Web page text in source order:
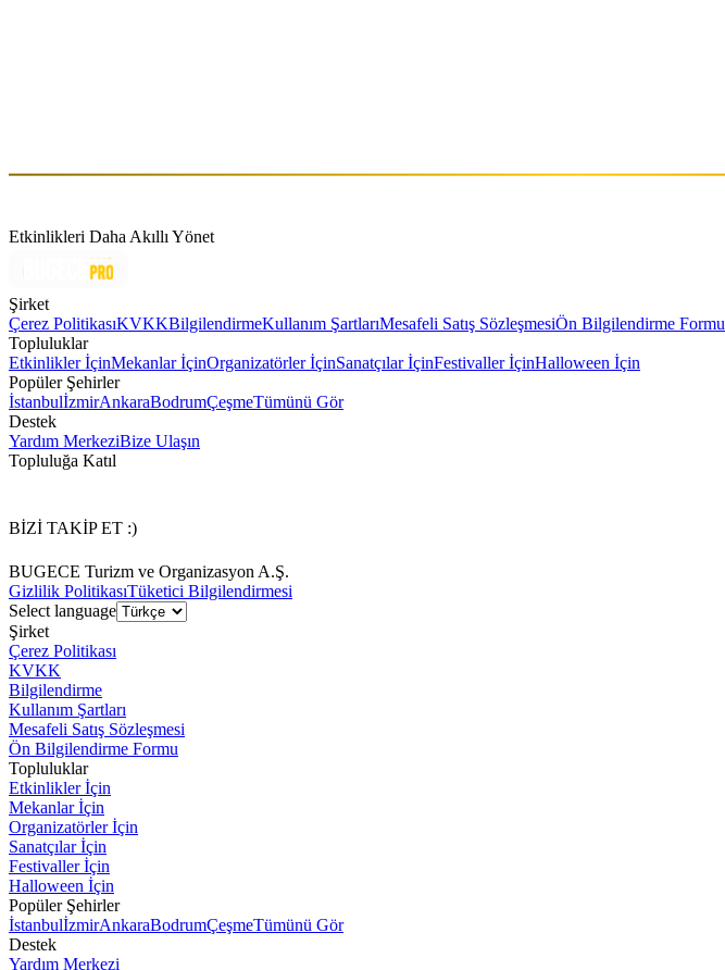
Etkinlikleri Daha Akıllı Yönet
Şirket
Çerez PolitikasıKVKKBilgilendirmeKullanım ŞartlarıMesafeli Satış SözleşmesiÖn Bilgilendirme Formu
Topluluklar
Etkinlikler İçinMekanlar İçinOrganizatörler İçinSanatçılar İçinFestivaller İçinHalloween İçin
Popüler Şehirler
İstanbulİzmirAnkaraBodrumÇeşmeTümünü Gör
Destek
Yardım MerkeziBize Ulaşın
Topluluğa Katıl
BİZİ TAKİP ET :)
BUGECE Turizm ve Organizasyon A.Ş.
Gizlilik PolitikasıTüketici Bilgilendirmesi
Select language
Şirket
Çerez Politikası
KVKK
Bilgilendirme
Kullanım Şartları
Mesafeli Satış Sözleşmesi
Ön Bilgilendirme Formu
Topluluklar
Etkinlikler İçin
Mekanlar İçin
Organizatörler İçin
Sanatçılar İçin
Festivaller İçin
Halloween İçin
Popüler Şehirler
İstanbulİzmirAnkaraBodrumÇeşmeTümünü Gör
Destek
Yardım Merkezi